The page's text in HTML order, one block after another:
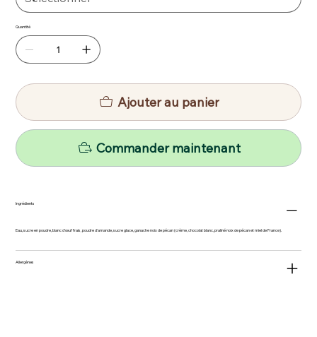
Quantité
Ajouter au panier
Commander maintenant
Ingrédients
Eau, sucre en poudre, blanc d'œuf frais, poudre d'amande, sucre glace, ganache noix de pécan (crème, chocolat blanc, praliné noix de pécan et miel de France).
Allergènes